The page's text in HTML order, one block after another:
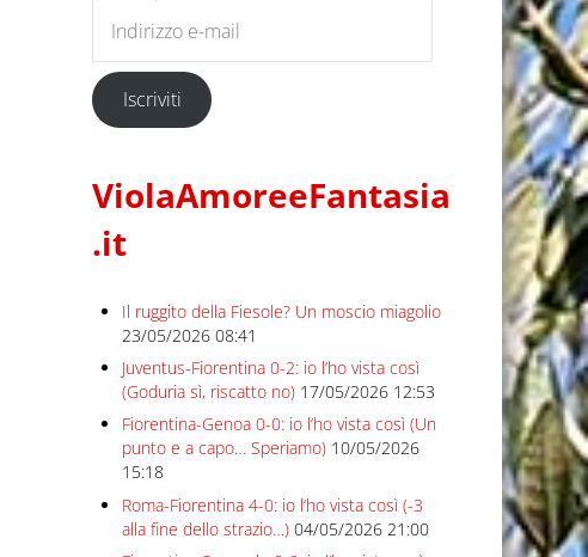
Iscriviti
ViolaAmoreeFantasia
.it
Il ruggito della Fiesole? Un moscio miagolio
23/05/2026 08:41
Juventus-Fiorentina 0-2: io l’ho vista così
(Goduria sì, riscatto no) 17/05/2026 12:53
Fiorentina-Genoa 0-0: io l’ho vista così (Un
punto e a capo… Speriamo) 10/05/2026
15:18
Roma-Fiorentina 4-0: io l’ho vista così (-3
alla fine dello strazio…) 04/05/2026 21:00